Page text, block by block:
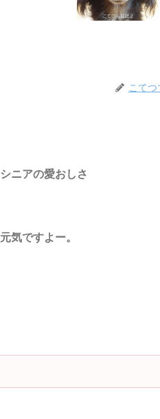
こてつ
シニアの愛おしさ
元気ですよー。